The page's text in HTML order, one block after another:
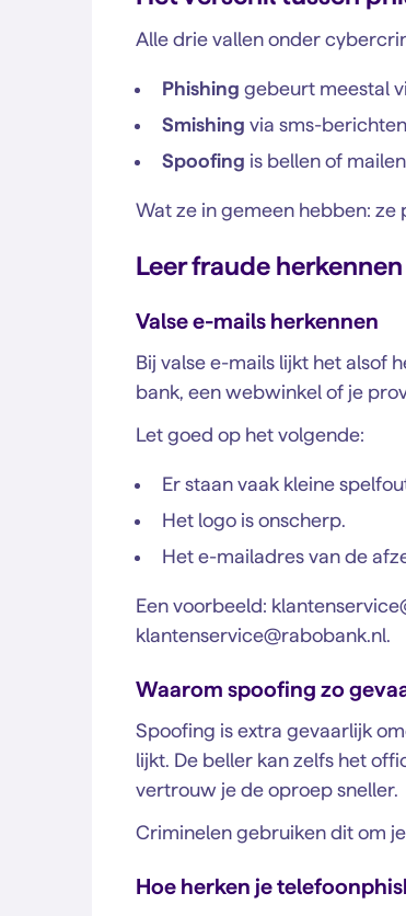
Alle drie vallen onder
Phishing gebeurt meestal
Smishing via sms-
Spoofing is bellen of
Wat ze in gemeen hebben:
Leer fraude herkennen
Valse e-mails herkennen
Bij valse e-mails lijkt het alsof
bank, een webwinkel of je
Let goed op het volgende:
Er staan vaak kleine
Het logo is onscherp.
Het e-mailadres van de
Een voorbeeld:
klantenservice@rabobank.nl.
Waarom spoofing zo
Spoofing is extra gevaarlijk
lijkt. De beller kan zelfs het
vertrouw je de oproep sneller.
Criminelen gebruiken dit om
Hoe herken je